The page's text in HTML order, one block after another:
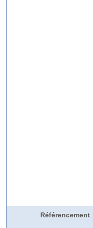
Référencement